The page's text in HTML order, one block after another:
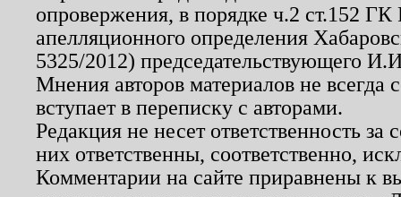
опровержения, в порядке ч.2 ст.152
апелляционного определения
5325/2012) председательствующего
Мнения авторов материалов не
вступает в переписку с авторами.
Редакция не несет ответственность
них ответственны, соответственно,
Комментарии на сайте приравнены к